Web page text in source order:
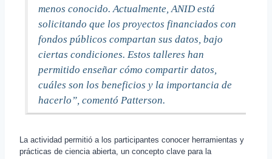
menos conocido. Actualmente, ANID está
solicitando que los proyectos financiados con
fondos públicos compartan sus datos, bajo
ciertas condiciones. Estos talleres han
permitido enseñar cómo compartir datos,
cuáles son los beneficios y la importancia de
hacerlo”, comentó Patterson.
La actividad permitió a los participantes conocer herramientas y
prácticas de ciencia abierta, un concepto clave para la